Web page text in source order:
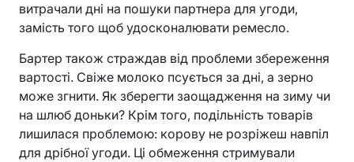
витрачали дні на пошуки партнера для угоди,
замість того щоб удосконалювати ремесло.
Бартер також страждав від проблеми збереження
вартості. Свіже молоко псується за дні, а зерно
може згнити. Як зберегти заощадження на зиму чи
на шлюб доньки? Крім того, подільність товарів
лишилася проблемою: корову не розріжеш навпіл
для дрібної угоди. Ці обмеження стримували